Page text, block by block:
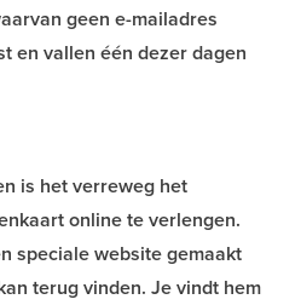
geen e-mailadres
en vallen één dezer dagen
is het verreweg het
online te verlengen.
speciale website gemaakt
terug vinden. Je vindt hem